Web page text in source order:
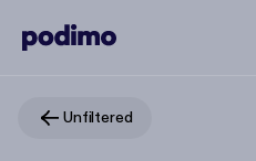
Unfiltered